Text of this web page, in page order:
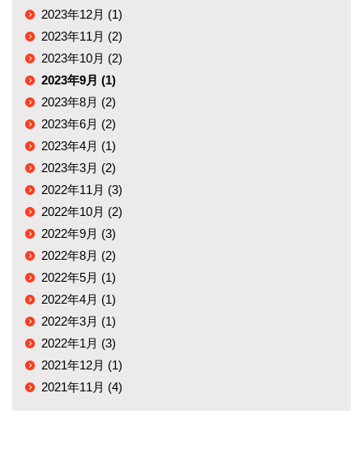
2023年12月 (1)
2023年11月 (2)
2023年10月 (2)
2023年9月 (1)
2023年8月 (2)
2023年6月 (2)
2023年4月 (1)
2023年3月 (2)
2022年11月 (3)
2022年10月 (2)
2022年9月 (3)
2022年8月 (2)
2022年5月 (1)
2022年4月 (1)
2022年3月 (1)
2022年1月 (3)
2021年12月 (1)
2021年11月 (4)